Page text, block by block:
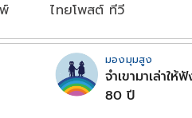
ไทยโพสต์ ทีวี
มองมุมสูง
จำเขามาเล่าให้
80 ปี